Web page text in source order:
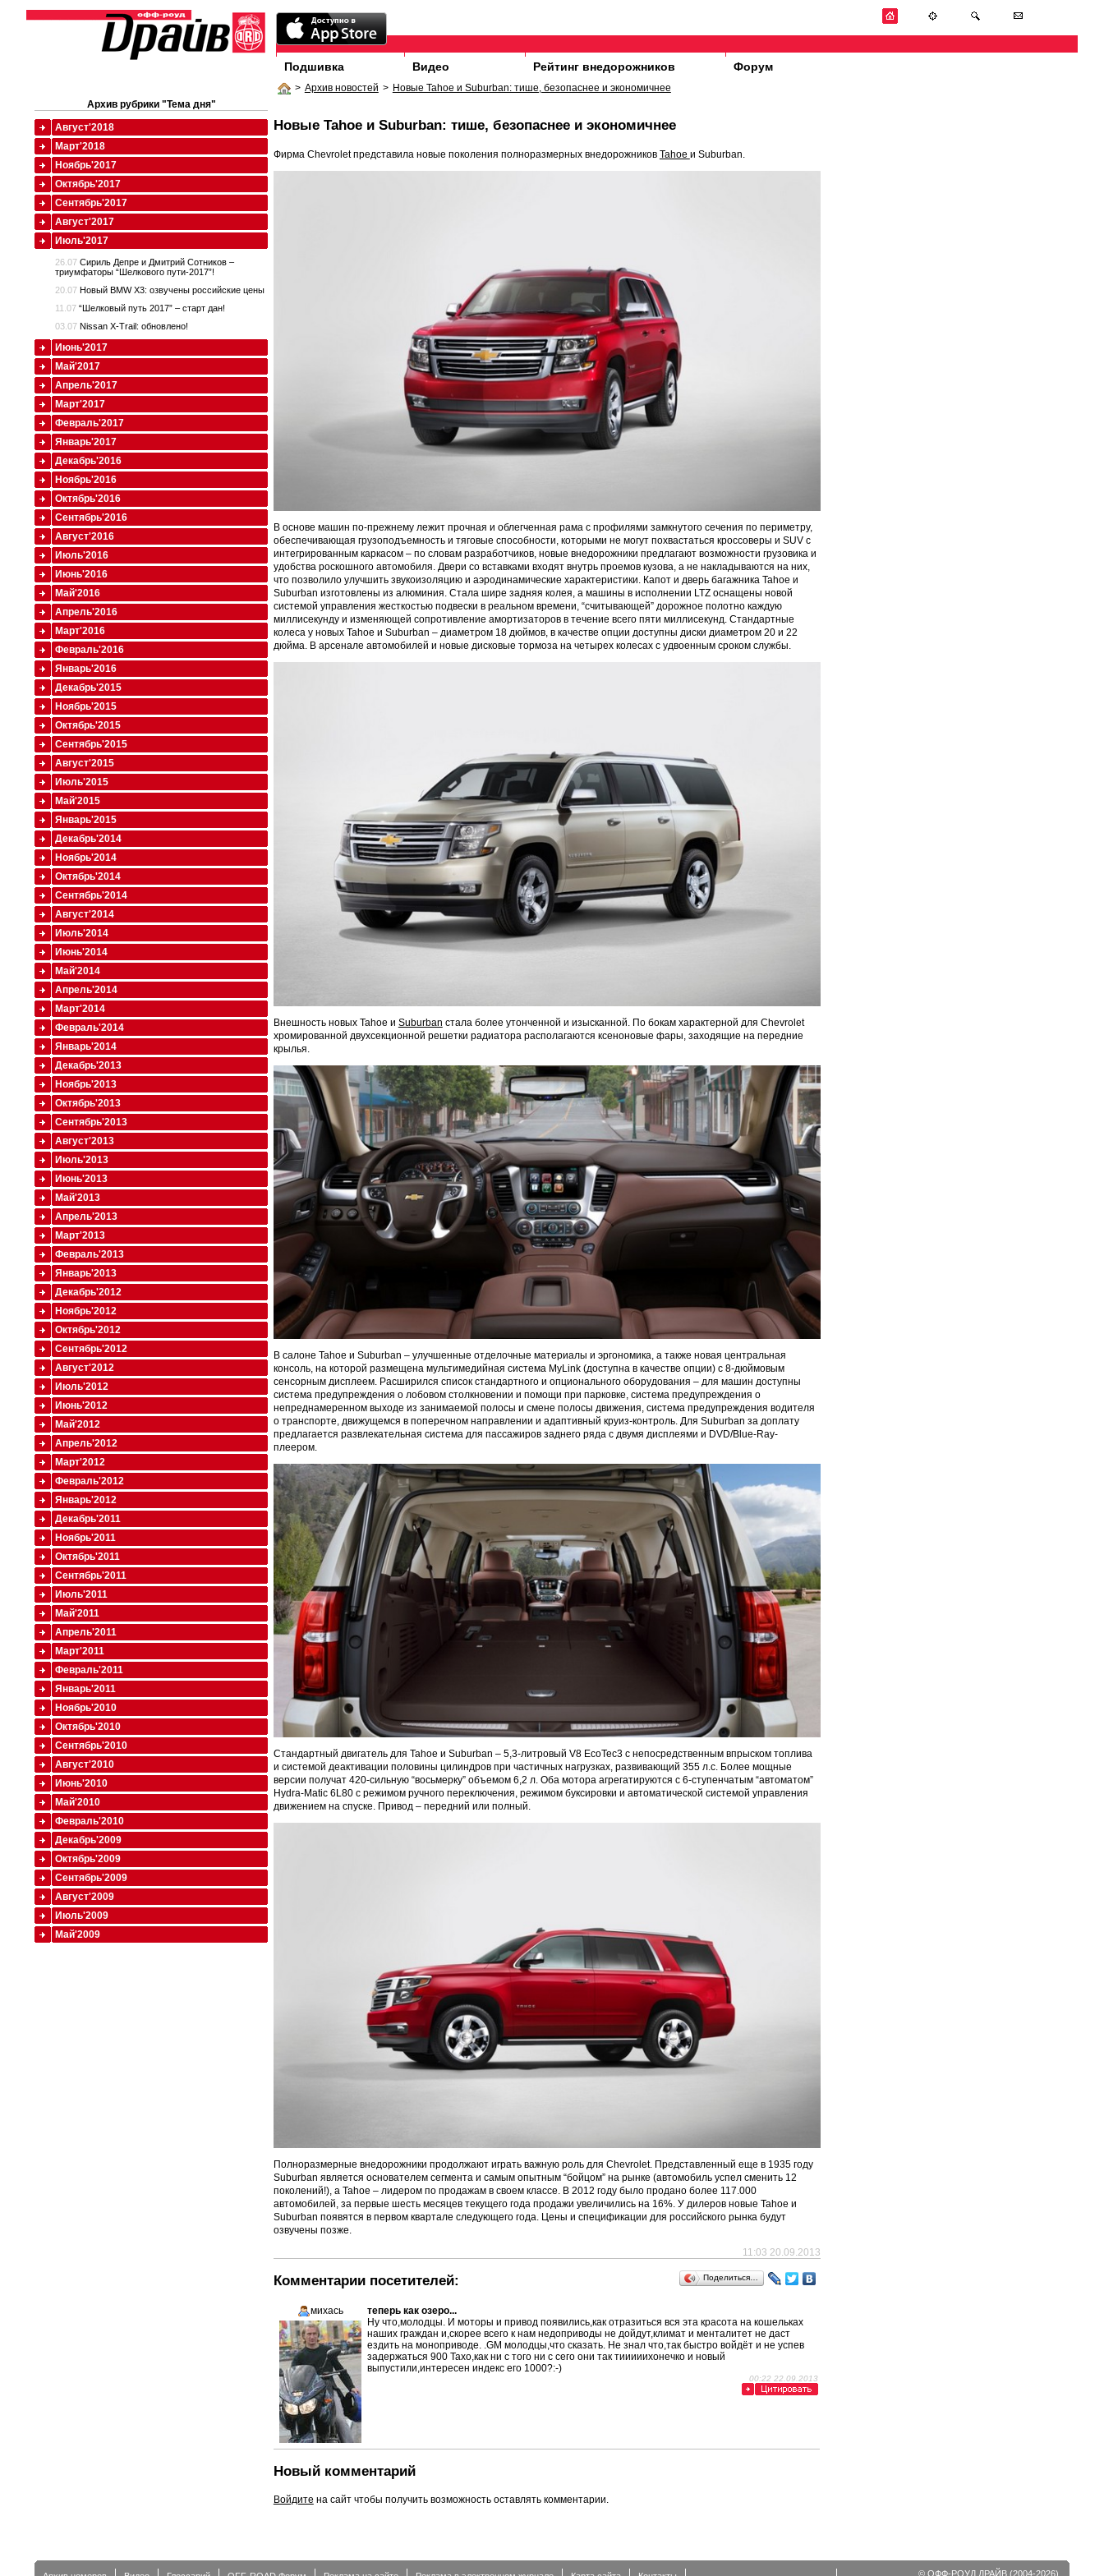
Подшивка Видео Рейтинг внедорожников Форум
> Архив новостей > Новые Tahoe и Suburban: тише, безопаснее и экономичнее
Новые Tahoe и Suburban: тише, безопаснее и экономичнее
Фирма Chevrolet представила новые поколения полноразмерных внедорожников Tahoe и Suburban.
В основе машин по-прежнему лежит прочная и облегченная рама с профилями замкнутого сечения по периметру,
обеспечивающая грузоподъемность и тяговые способности, которыми не могут похвастаться кроссоверы и SUV с
интегрированным каркасом – по словам разработчиков, новые внедорожники предлагают возможности грузовика и
удобства роскошного автомобиля. Двери со вставками входят внутрь проемов кузова, а не накладываются на них,
что позволило улучшить звукоизоляцию и аэродинамические характеристики. Капот и дверь багажника Tahoe и
Suburban изготовлены из алюминия. Стала шире задняя колея, а машины в исполнении LTZ оснащены новой
системой управления жесткостью подвески в реальном времени, “считывающей” дорожное полотно каждую
миллисекунду и изменяющей сопротивление амортизаторов в течение всего пяти миллисекунд. Стандартные
колеса у новых Tahoe и Suburban – диаметром 18 дюймов, в качестве опции доступны диски диаметром 20 и 22
дюйма. В арсенале автомобилей и новые дисковые тормоза на четырех колесах с удвоенным сроком службы.
Внешность новых Tahoe и Suburban стала более утонченной и изысканной. По бокам характерной для Chevrolet
хромированной двухсекционной решетки радиатора располагаются ксеноновые фары, заходящие на передние
крылья.
В салоне Tahoe и Suburban – улучшенные отделочные материалы и эргономика, а также новая центральная
консоль, на которой размещена мультимедийная система MyLink (доступна в качестве опции) с 8-дюймовым
сенсорным дисплеем. Расширился список стандартного и опционального оборудования – для машин доступны
система предупреждения о лобовом столкновении и помощи при парковке, система предупреждения о
непреднамеренном выходе из занимаемой полосы и смене полосы движения, система предупреждения водителя
о транспорте, движущемся в поперечном направлении и адаптивный круиз-контроль. Для Suburban за доплату
предлагается развлекательная система для пассажиров заднего ряда с двумя дисплеями и DVD/Blue-Ray-
плеером.
Стандартный двигатель для Tahoe и Suburban – 5,3-литровый V8 EcoTec3 с непосредственным впрыском топлива
и системой деактивации половины цилиндров при частичных нагрузках, развивающий 355 л.с. Более мощные
версии получат 420-сильную “восьмерку” объемом 6,2 л. Оба мотора агрегатируются с 6-ступенчатым “автоматом”
Hydra-Matic 6L80 с режимом ручного переключения, режимом буксировки и автоматической системой управления
движением на спуске. Привод – передний или полный.
Полноразмерные внедорожники продолжают играть важную роль для Chevrolet. Представленный еще в 1935 году
Suburban является основателем сегмента и самым опытным “бойцом” на рынке (автомобиль успел сменить 12
поколений!), а Tahoe – лидером по продажам в своем классе. В 2012 году было продано более 117.000
автомобилей, за первые шесть месяцев текущего года продажи увеличились на 16%. У дилеров новые Tahoe и
Suburban появятся в первом квартале следующего года. Цены и спецификации для российского рынка будут
озвучены позже.
11:03 20.09.2013
Поделиться…
Комментарии посетителей:
михась
теперь как озеро...
Ну что,молодцы. И моторы и привод появились,как отразиться вся эта красота на кошельках
наших граждан и,скорее всего к нам недоприводы не дойдут,климат и менталитет не даст
ездить на моноприводе. .GM молодцы,что сказать. Не знал что,так быстро войдёт и не успев
задержаться 900 Тахо,как ни с того ни с сего они так тииииихонечко и новый
выпустили,интересен индекс его 1000?:-)
00:22 22.09.2013
Новый комментарий
Войдите на сайт чтобы получить возможность оставлять комментарии.
Архив рубрики "Тема дня"
Август'2018
Март'2018
Ноябрь'2017
Октябрь'2017
Сентябрь'2017
Август'2017
Июль'2017
26.07 Сириль Депре и Дмитрий Сотников –
триумфаторы “Шелкового пути-2017”!
20.07 Новый BMW X3: озвучены российские цены
11.07 “Шелковый путь 2017” – старт дан!
03.07 Nissan X-Trail: обновлено!
Июнь'2017
Май'2017
Апрель'2017
Март'2017
Февраль'2017
Январь'2017
Декабрь'2016
Ноябрь'2016
Октябрь'2016
Сентябрь'2016
Август'2016
Июль'2016
Июнь'2016
Май'2016
Апрель'2016
Март'2016
Февраль'2016
Январь'2016
Декабрь'2015
Ноябрь'2015
Октябрь'2015
Сентябрь'2015
Август'2015
Июль'2015
Май'2015
Январь'2015
Декабрь'2014
Ноябрь'2014
Октябрь'2014
Сентябрь'2014
Август'2014
Июль'2014
Июнь'2014
Май'2014
Апрель'2014
Март'2014
Февраль'2014
Январь'2014
Декабрь'2013
Ноябрь'2013
Октябрь'2013
Сентябрь'2013
Август'2013
Июль'2013
Июнь'2013
Май'2013
Апрель'2013
Март'2013
Февраль'2013
Январь'2013
Декабрь'2012
Ноябрь'2012
Октябрь'2012
Сентябрь'2012
Август'2012
Июль'2012
Июнь'2012
Май'2012
Апрель'2012
Март'2012
Февраль'2012
Январь'2012
Декабрь'2011
Ноябрь'2011
Октябрь'2011
Сентябрь'2011
Июль'2011
Май'2011
Апрель'2011
Март'2011
Февраль'2011
Январь'2011
Ноябрь'2010
Октябрь'2010
Сентябрь'2010
Август'2010
Июнь'2010
Май'2010
Февраль'2010
Декабрь'2009
Октябрь'2009
Сентябрь'2009
Август'2009
Июль'2009
Май'2009
© ОФФ-РОУД ДРАЙВ (2004-2026).